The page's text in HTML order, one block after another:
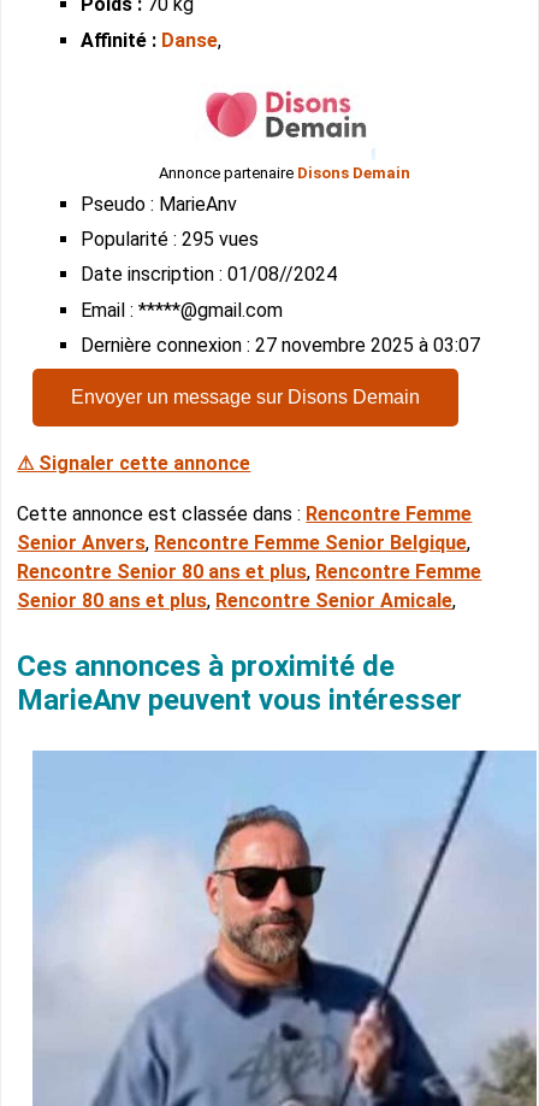
Poids : 70 kg
Affinité : Danse,
Annonce partenaire Disons Demain
Pseudo : MarieAnv
Popularité : 295 vues
Date inscription : 01/08//2024
Email : *****@gmail.com
Dernière connexion : 27 novembre 2025 à 03:07
Envoyer un message sur Disons Demain
⚠ Signaler cette annonce
Cette annonce est classée dans : Rencontre Femme
Senior Anvers, Rencontre Femme Senior Belgique,
Rencontre Senior 80 ans et plus, Rencontre Femme
Senior 80 ans et plus, Rencontre Senior Amicale,
Ces annonces à proximité de
MarieAnv peuvent vous intéresser